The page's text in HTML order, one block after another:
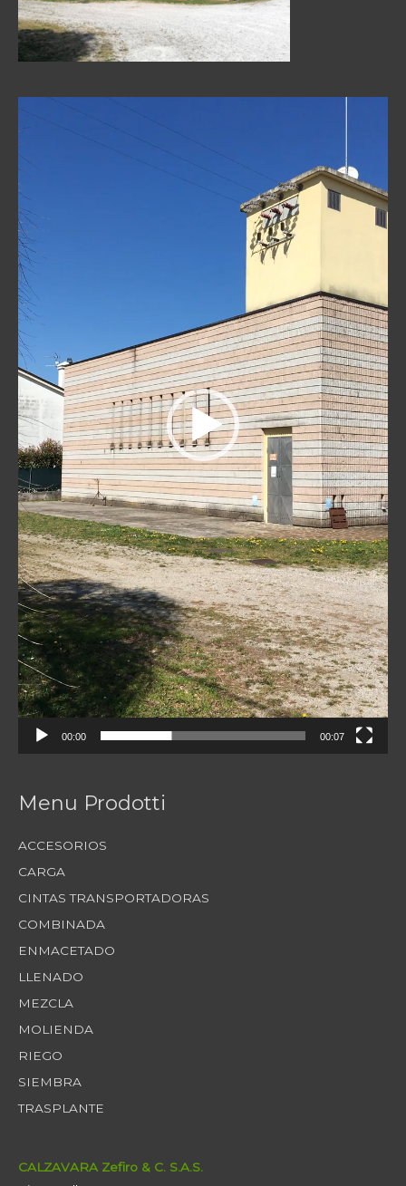
de
00:00 00:07
Menu Prodotti
ACCESORIOS
CARGA
CINTAS TRANSPORTADORAS
COMBINADA
ENMACETADO
LLENADO
MEZCLA
MOLIENDA
RIEGO
SIEMBRA
TRASPLANTE
CALZAVARA Zefiro & C. S.A.S.